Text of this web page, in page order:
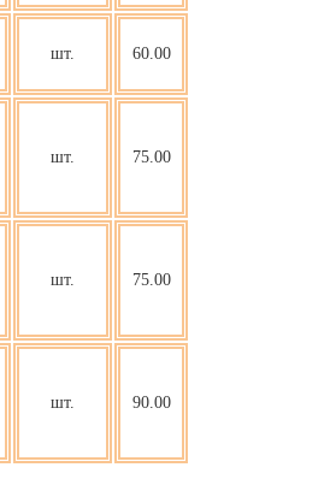
шт. 60.00
шт. 75.00
шт. 75.00
шт. 90.00